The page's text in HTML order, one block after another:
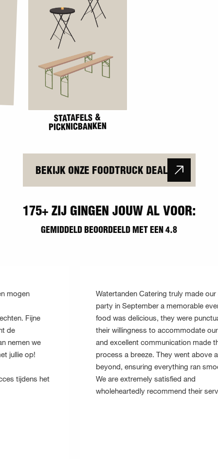
LICHT & GELUID
BEKIJK ONZE FOODTRUCK DEAL
175+ ZIJ GINGEN JOUW AL VOOR:
GEMIDDELD BEOORDEELD MET EEN 4.8
Watertanden Catering truly made our office
party in September a memorable event. The
food was delicious, they were punctual, and
their willingness to accommodate our needs
and excellent communication made the whole
process a breeze. They went above and
beyond, ensuring everything ran smoothly.
We are extremely satisfied and
wholeheartedly recommend their services.